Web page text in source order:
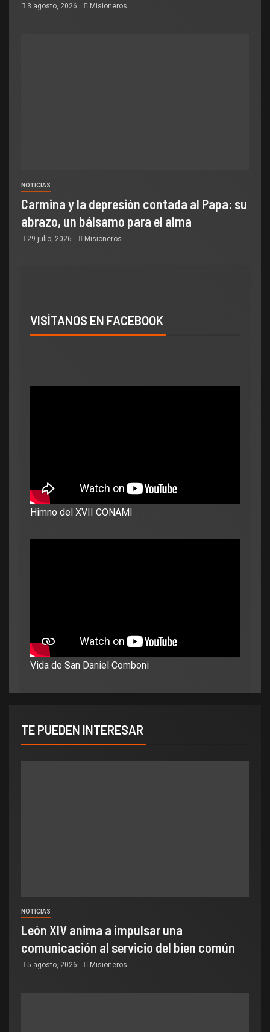
3 agosto, 2026 Misioneros
NOTICIAS
Carmina y la depresión contada al Papa: su
abrazo, un bálsamo para el alma
29 julio, 2026 Misioneros
VISÍTANOS EN FACEBOOK
Himno del XVII CONAMI
Vida de San Daniel Comboni
TE PUEDEN INTERESAR
NOTICIAS
León XIV anima a impulsar una
comunicación al servicio del bien común
5 agosto, 2026 Misioneros